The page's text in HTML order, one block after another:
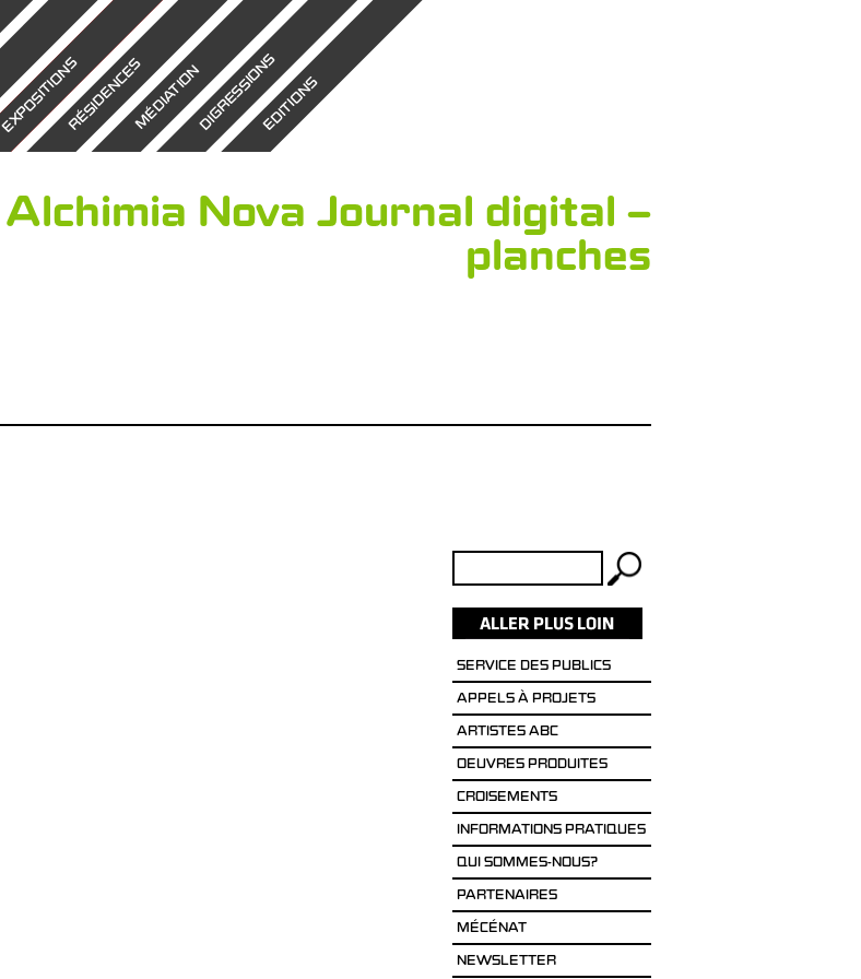
EXPOSITIONSRÉSIDENCESMÉDIATIONDIGRESSIONSEDITIONS
Alchimia Nova Journal digital –
planches
SERVICE DES PUBLICS
APPELS À PROJETS
ARTISTES ABC
OEUVRES PRODUITES
CROISEMENTS
INFORMATIONS PRATIQUES
QUI SOMMES-NOUS?
PARTENAIRES
MÉCÉNAT
NEWSLETTER